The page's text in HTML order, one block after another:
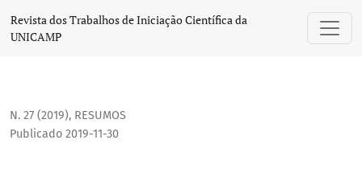
Avaliação do conhecimento dos alunos da faculdade de
Revista dos Trabalhos de Iniciação Científica da
UNICAMP
N. 27 (2019), RESUMOS
Publicado 2019-11-30